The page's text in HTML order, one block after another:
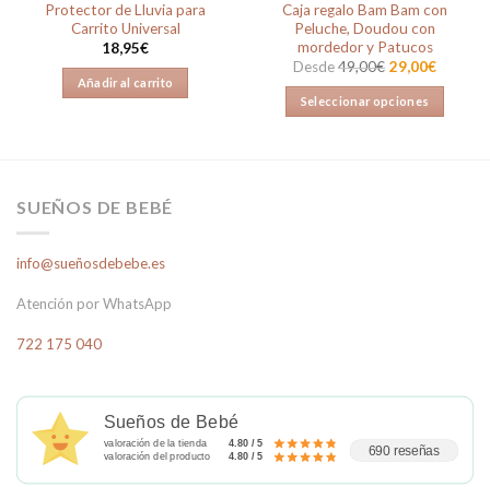
Protector de Lluvia para
Carrito Universal
18,95€
Añadir al carrito
Caja regalo Bam Bam con
Peluche, Doudou con
mordedor y Patucos
Desde49,00€ 29,00€
Seleccionar opciones
página
producto
SUEÑOS DE BEBÉ
info@sueñosdebebe.es
Atención por WhatsApp
722 175 040
Sueños de Bebé
valoración de la tienda
4.80 / 5
valoración del producto
4.80 / 5 690 reseñas